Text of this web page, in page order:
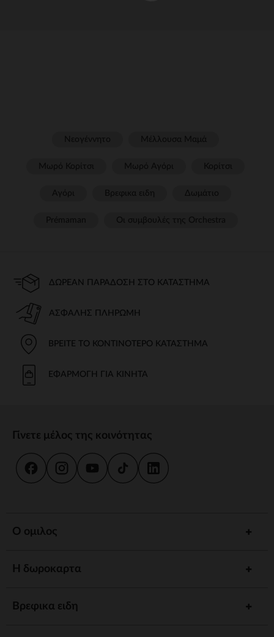
ΔΩΡΕΆΝ ΠΑΡΆΔΟΣΗ ΣΤΟ ΚΑΤΆΣΤΗΜΑ
ΑΣΦΑΛΉΣ ΠΛΗΡΩΜΉ
ΒΡΕΊΤΕ ΤΟ ΚΟΝΤΙΝΌΤΕΡΟ ΚΑΤΆΣΤΗΜΑ
ΕΦΑΡΜΟΓΉ ΓΙΑ ΚΙΝΗΤΆ
Γίνετε μέλος της κοινότητας
Ο ομιλος
Η δωροκαρτα
Βρεφικα ειδη